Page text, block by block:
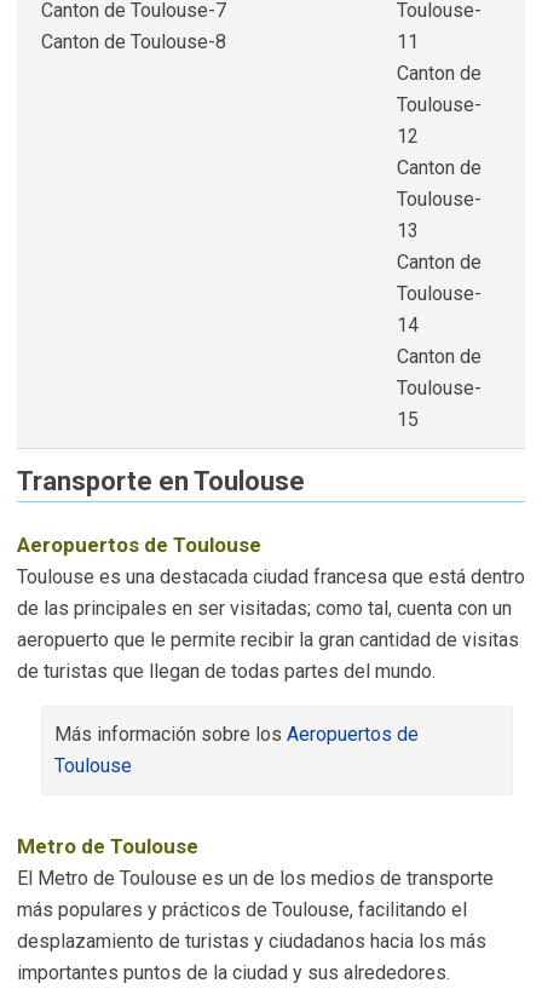
Canton de Toulouse-7
Canton de Toulouse-8
Toulouse-
11
Canton de
Toulouse-
12
Canton de
Toulouse-
13
Canton de
Toulouse-
14
Canton de
Toulouse-
15
Transporte en Toulouse
Aeropuertos de Toulouse
Toulouse es una destacada ciudad francesa que está dentro
de las principales en ser visitadas; como tal, cuenta con un
aeropuerto que le permite recibir la gran cantidad de visitas
de turistas que llegan de todas partes del mundo.
Más información sobre los Aeropuertos de
Toulouse
Metro de Toulouse
El Metro de Toulouse es un de los medios de transporte
más populares y prácticos de Toulouse, facilitando el
desplazamiento de turistas y ciudadanos hacia los más
importantes puntos de la ciudad y sus alrededores.